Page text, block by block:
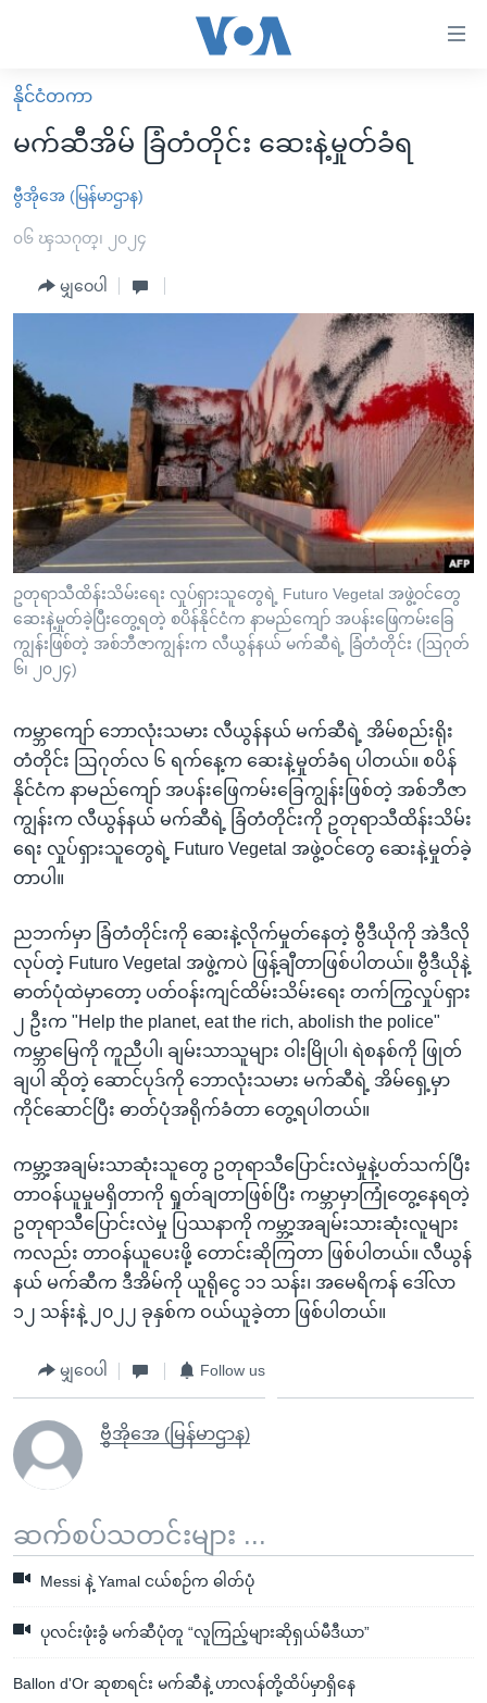
လွယ်ကူ
စေ
Link
များ
အကြောင်းအရာ
ကျော်
ရန်
ပင်မ
အ
ညွန်း
စာမျက်နှာ
ကျော်
ကြည့်
ရန်
ရန်
နေရာ
သို့
ကျော်
ရန်
မူလစာမျက်နှာ
မြန်မာ
ကမ္ဘာ့သတင်းများ
နိုင်ငံတကာ
တရုတ်
ဗွီဒီယို
ရပ်ဝန်းတခု လမ်းတခု အလွန်
အမေရိကန်သုံးအီဒီယံ
မကြေးမုံရဲ့ အင်္ဂလိပ်စာ
ရုပ်ရှင်ထဲက အင်္ဂလိပ်စာ
သုတပဒေသာ အင်္ဂလိပ်စာ
အပတ်စဉ်ကဏ္ဍများ
ရေဒီယို
တီဗွီ
ရေဒီယိုနှင့်ရုပ်သံ အချက်အလက်များ
ရေဒီယို/တီဗွီအစီအစဉ်
Learning English
ဗွီအိုအေ လူမှုကွန်ယက်များ
ဘာသာစကားများ
နိုင်ငံတကာ
မက်ဆီအိမ် ခြံတံတိုင်း ဆေးနဲ့မှုတ်ခံရ
ဗွီအိုအေ (မြန်မာဌာန)
၀၆ ၾသဂုတ္၊ ၂၀၂၄
မျှဝေပါ
ဥတုရာသီထိန်းသိမ်းရေး လှုပ်ရှားသူတွေရဲ့ Futuro Vegetal အဖွဲ့ဝင်တွေ
ဆေးနဲ့မှုတ်ခဲ့ပြီးတွေ့ရတဲ့ စပိန်နိုင်ငံက နာမည်ကျော် အပန်းဖြေကမ်းခြေ
ကျွန်းဖြစ်တဲ့ အစ်ဘီဇာကျွန်းက လီယွန်နယ် မက်ဆီရဲ့ ခြံတံတိုင်း (ဩဂုတ်
၆၊ ၂၀၂၄)
ကမ္ဘာကျော် ဘောလုံးသမား လီယွန်နယ် မက်ဆီရဲ့ အိမ်စည်းရိုး
တံတိုင်း ဩဂုတ်လ ၆ ရက်နေ့က ဆေးနဲ့မှုတ်ခံရ ပါတယ်။ စပိန်
နိုင်ငံက နာမည်ကျော် အပန်းဖြေကမ်းခြေကျွန်းဖြစ်တဲ့ အစ်ဘီဇာ
ကျွန်းက လီယွန်နယ် မက်ဆီရဲ့ ခြံတံတိုင်းကို ဥတုရာသီထိန်းသိမ်း
ရေး လှုပ်ရှားသူတွေရဲ့ Futuro Vegetal အဖွဲ့ဝင်တွေ ဆေးနဲ့မှုတ်ခဲ့
တာပါ။
ညဘက်မှာ ခြံတံတိုင်းကို ဆေးနဲ့လိုက်မှုတ်နေတဲ့ ဗွီဒီယိုကို အဲဒီလို
လုပ်တဲ့ Futuro Vegetal အဖွဲ့ကပဲ ဖြန့်ချီတာဖြစ်ပါတယ်။ ဗွီဒီယိုနဲ့
ဓာတ်ပုံထဲမှာတော့ ပတ်ဝန်းကျင်ထိမ်းသိမ်းရေး တက်ကြွလှုပ်ရှား
၂ ဦးက "Help the planet, eat the rich, abolish the police"
ကမ္ဘာမြေကို ကူညီပါ၊ ချမ်းသာသူများ ဝါးမြိုပါ၊ ရဲစနစ်ကို ဖြုတ်
ချပါ ဆိုတဲ့ ဆောင်ပုဒ်ကို ဘောလုံးသမား မက်ဆီရဲ့ အိမ်ရှေ့မှာ
ကိုင်ဆောင်ပြီး ဓာတ်ပုံအရိုက်ခံတာ တွေ့ရပါတယ်။
ကမ္ဘာ့အချမ်းသာဆုံးသူတွေ ဥတုရာသီပြောင်းလဲမှုနဲ့ပတ်သက်ပြီး
တာဝန်ယူမှုမရှိတာကို ရှုတ်ချတာဖြစ်ပြီး ကမ္ဘာမှာကြုံတွေ့နေရတဲ့
ဥတုရာသီပြောင်းလဲမှု ပြဿနာကို ကမ္ဘာ့အချမ်းသားဆုံးလူများ
ကလည်း တာဝန်ယူပေးဖို့ တောင်းဆိုကြတာ ဖြစ်ပါတယ်။ လီယွန်
နယ် မက်ဆီက ဒီအိမ်ကို ယူရိုငွေ ၁၁ သန်း၊ အမေရိကန် ဒေါ်လာ
၁၂ သန်းနဲ့ ၂၀၂၂ ခုနှစ်က ဝယ်ယူခဲ့တာ ဖြစ်ပါတယ်။
မျှဝေပါ Follow us
ဗွီအိုအေ (မြန်မာဌာန)
ဆက်စပ်သတင်းများ ...
Messi နဲ့ Yamal ငယ်စဉ်က ဓါတ်ပုံ
ပုလင်းဖုံးခွံ မက်ဆီပုံတူ “လူကြည့်များဆိုရှယ်မီဒီယာ”
Ballon d'Or ဆုစာရင်း မက်ဆီနဲ့ ဟာလန်တို့ထိပ်မှာရှိနေ